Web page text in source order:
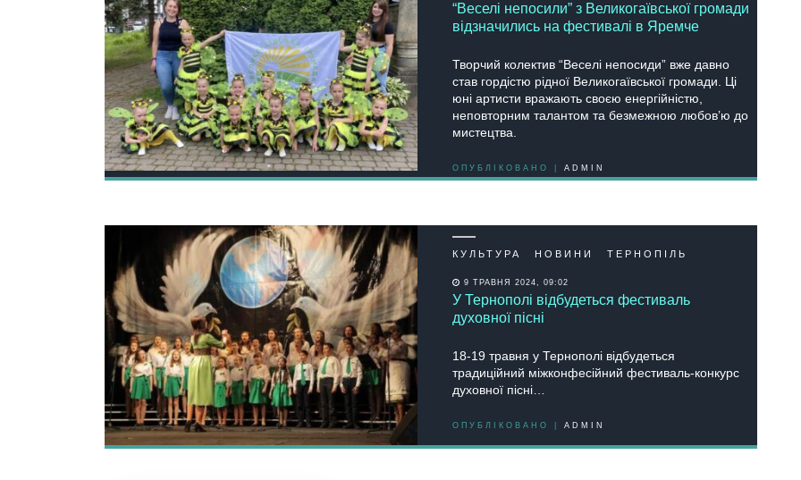
“Веселі непосили” з Великогаївської громади
відзначились на фестивалі в Яремче
Творчий колектив “Веселі непосиди” вже давно
став гордістю рідної Великогаївської громади. Ці
юні артисти вражають своєю енергійністю,
неповторним талантом та безмежною любов’ю до
мистецтва.
ОПУБЛІКОВАНО | ADMIN
КУЛЬТУРА НОВИНИ ТЕРНОПІЛЬ
9 ТРАВНЯ 2024, 09:02
У Тернополі відбудеться фестиваль
духовної пісні
18-19 травня у Тернополі відбудеться
традиційний міжконфесійний фестиваль-конкурс
духовної пісні…
ОПУБЛІКОВАНО | ADMIN